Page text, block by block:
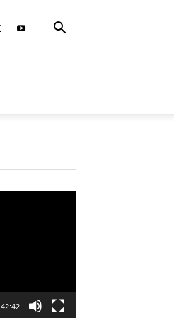
42:42